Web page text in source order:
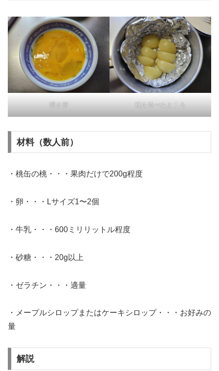
溶き卵 桃を並べたところ
材料（数人前）
・桃缶の桃・・・果肉だけで200g程度
・卵・・・Lサイズ1〜2個
・牛乳・・・600ミリリットル程度
・砂糖・・・20g以上
・ゼラチン・・・適量
・メープルシロップまたはケーキシロップ・・・お好みの
量
解説